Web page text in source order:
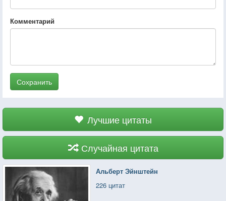
Комментарий
Сохранить
Лучшие цитаты
Случайная цитата
Альберт Эйнштейн
226 цитат